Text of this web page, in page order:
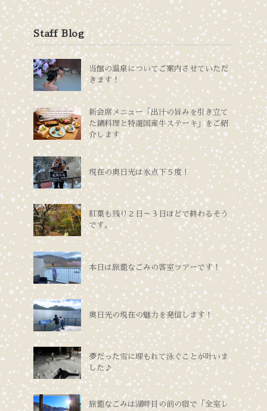
Staff Blog
当館の温泉についてご案内させていただ
きます！
新会席メニュー「出汁の旨みを引き立て
た鍋料理と特選国産牛ステーキ」をご紹
介します
現在の奥日光は氷点下５度！
紅葉も残り２日～３日ほどで終わるそう
です。
本日は旅籠なごみの客室ツアーです！
奥日光の現在の魅力を発信します！
夢だった雪に埋もれて泳ぐことが叶いま
した♪
旅籠なごみは湖畔目の前の宿で「全室レ